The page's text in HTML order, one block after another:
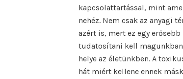
kapcsolattartással, mint
nehéz. Nem csak az anyagi
azért is, mert ez egy
tudatosítani kell
helye az életünkben. A
hát miért kellene ennek